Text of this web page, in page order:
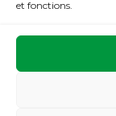
et fonctions.